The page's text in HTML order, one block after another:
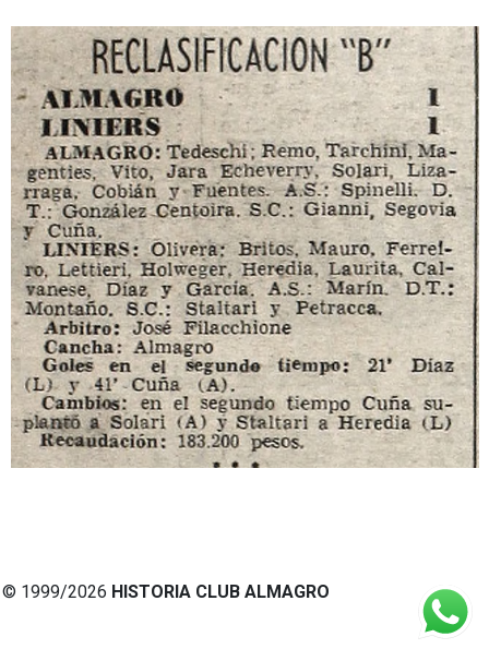
© 1999/2026 HISTORIA CLUB ALMAGRO